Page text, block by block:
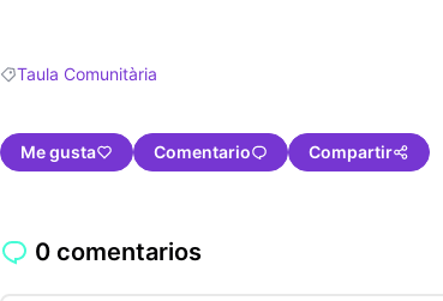
Resultados al filtrar por: Taula Comunitària
Taula Comunitària
Me gusta Comentario Compartir
0 comentarios